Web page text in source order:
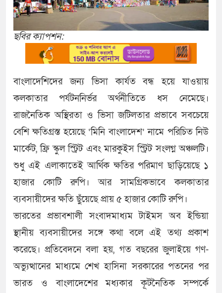
ছবির ক্যাপশন:
বাংলাদেশিদের জন্য ভিসা কার্যত বন্ধ হয়ে যাওয়ায়
কলকাতার পর্যটননির্ভর অর্থনীতিতে ধস নেমেছে।
রাজনৈতিক অস্থিরতা ও ভিসা জটিলতার প্রভাবে সবচেয়ে
বেশি ক্ষতিগ্রস্ত হয়েছে ‘মিনি বাংলাদেশ’ নামে পরিচিত নিউ
মার্কেট, ফ্রি স্কুল স্ট্রিট এবং মারকুইস স্ট্রিট সংলগ্ন অঞ্চলটি।
শুধু এই এলাকাতেই আর্থিক ক্ষতির পরিমাণ ছাড়িয়েছে ১
হাজার কোটি রুপি। আর সামগ্রিকভাবে কলকাতার
ব্যবসায়ীদের ক্ষতি ছুঁয়েছে প্রায় ৫ হাজার কোটি রুপি।
ভারতের প্রভাবশালী সংবাদমাধ্যম টাইমস অব ইন্ডিয়া
স্থানীয় ব্যবসায়ীদের সঙ্গে কথা বলে এই তথ্য প্রকাশ
করেছে। প্রতিবেদনে বলা হয়, গত বছরের জুলাইয়ে গণ-
অভ্যুত্থানের মাধ্যমে শেখ হাসিনা সরকারের পতনের পর
ভারত ও বাংলাদেশের মধ্যকার কূটনৈতিক সম্পর্কে